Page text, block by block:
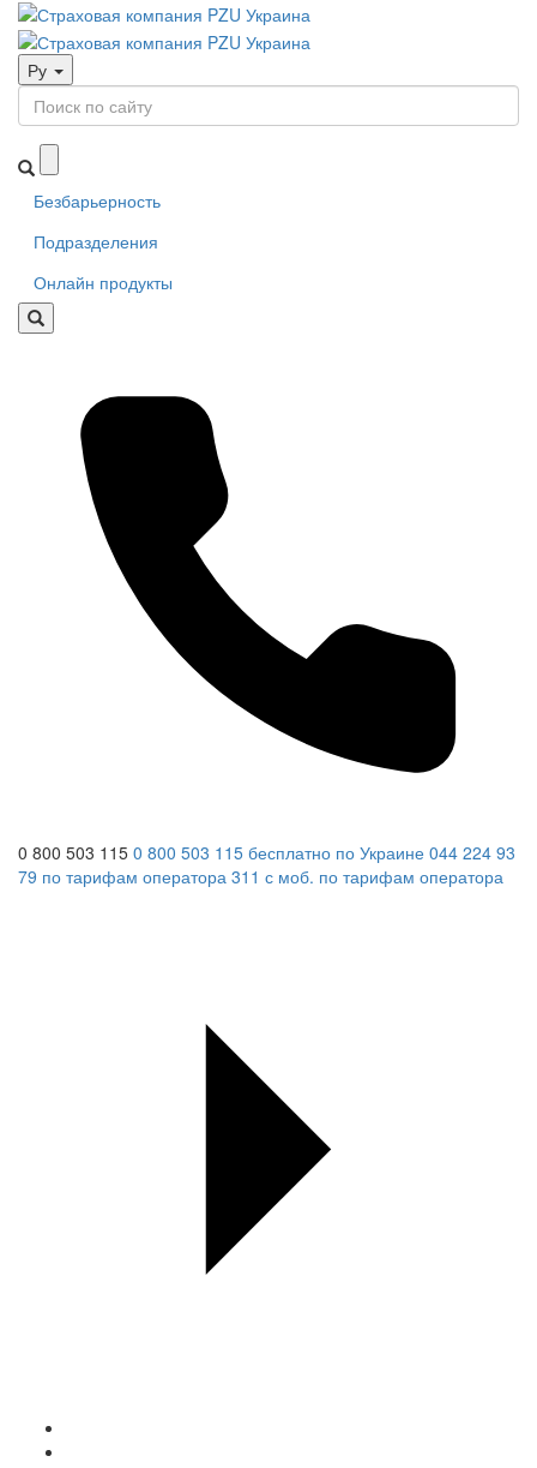
Ру
Безбарьерность
Подразделения
Онлайн продукты
0 800 503 115 0 800 503 115 бесплатно по Украине 044 224 93
79 по тарифам оператора 311 с моб. по тарифам оператора